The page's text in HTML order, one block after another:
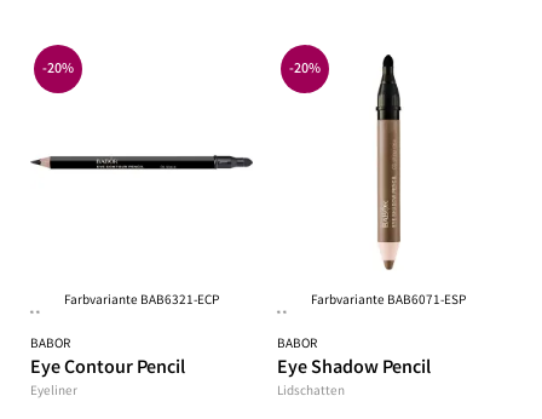
Farbvariante BAB6321-ECP
**
BABOR
Eye Contour Pencil
Eyeliner
-20%
Farbvariante BAB6071-ESP
**
BABOR
Eye Shadow Pencil
Lidschatten
-20%